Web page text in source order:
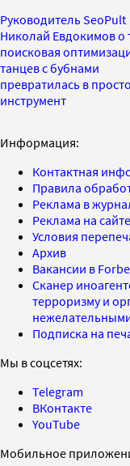
Руководитель SeoPult
Николай Евдокимов о
поисковая
танцев с бубнами
превратилась в
инструмент
Информация:
Контактная
Правила
Реклама в
Реклама на сайте
Условия
Архив
Вакансии в
Сканер
терроризму и
Подписка на
Мы в соцсетях:
Telegram
ВКонтакте
YouTube
Мобильное